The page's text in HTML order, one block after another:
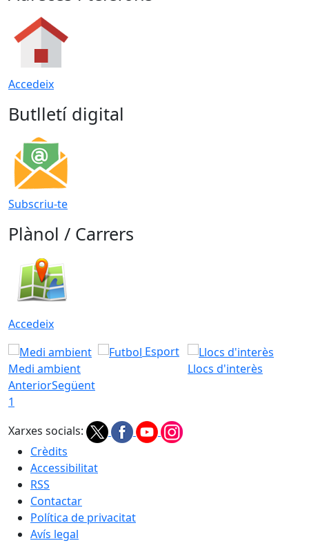
Accedeix
Butlletí digital
Subscriu-te
Plànol / Carrers
Accedeix
Medi ambient
Esport
Llocs d'interès
AnteriorSegüent
1
Xarxes socials:
Crèdits
Accessibilitat
RSS
Contactar
Política de privacitat
Avís legal